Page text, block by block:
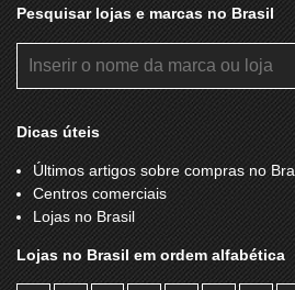
LOLY BALAS
LOS NETO
LUG'S BATATA BELGA ORIGINAL LUPO
MAGIA DO MAR
MAR E FORMA
MARISA
MC CAFÉ MC
MERCATTO
Pesquisar lojas e marcas no Brasil
Dicas úteis
Últimos artigos sobre compras no
Centros comerciais
Lojas no Brasil
Lojas no Brasil em ordem alfabética